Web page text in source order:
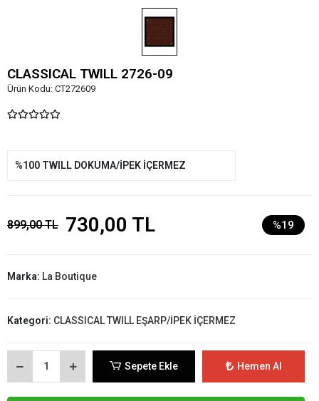
CLASSICAL TWILL 2726-09
Ürün Kodu: CT272609
%100 TWILL DOKUMA/İPEK İÇERMEZ
899,00 TL 730,00 TL %19
Marka: La Boutique
Kategori: CLASSICAL TWILL EŞARP/İPEK İÇERMEZ
Sepete Ekle Hemen Al